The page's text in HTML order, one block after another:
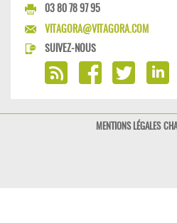
03 80 78 97 95
VITAGORA@VITAGORA.COM
SUIVEZ-NOUS
MENTIONS LÉGALES